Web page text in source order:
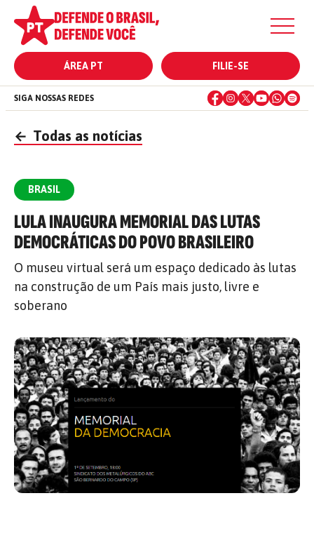
ÁREA PT FILIE-SE
SIGA NOSSAS REDES
← Todas as notícias
BRASIL
LULA INAUGURA MEMORIAL DAS LUTAS
DEMOCRÁTICAS DO POVO BRASILEIRO
O museu virtual será um espaço dedicado às lutas
na construção de um País mais justo, livre e
soberano